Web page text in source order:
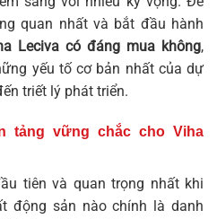
quan nhất và bắt đầu hành
Leciva có đáng mua không,
yếu tố cơ bản nhất của dự
triết lý phát triển.
tảng vững chắc cho Viha
tiên và quan trọng nhất khi
động sản nào chính là danh